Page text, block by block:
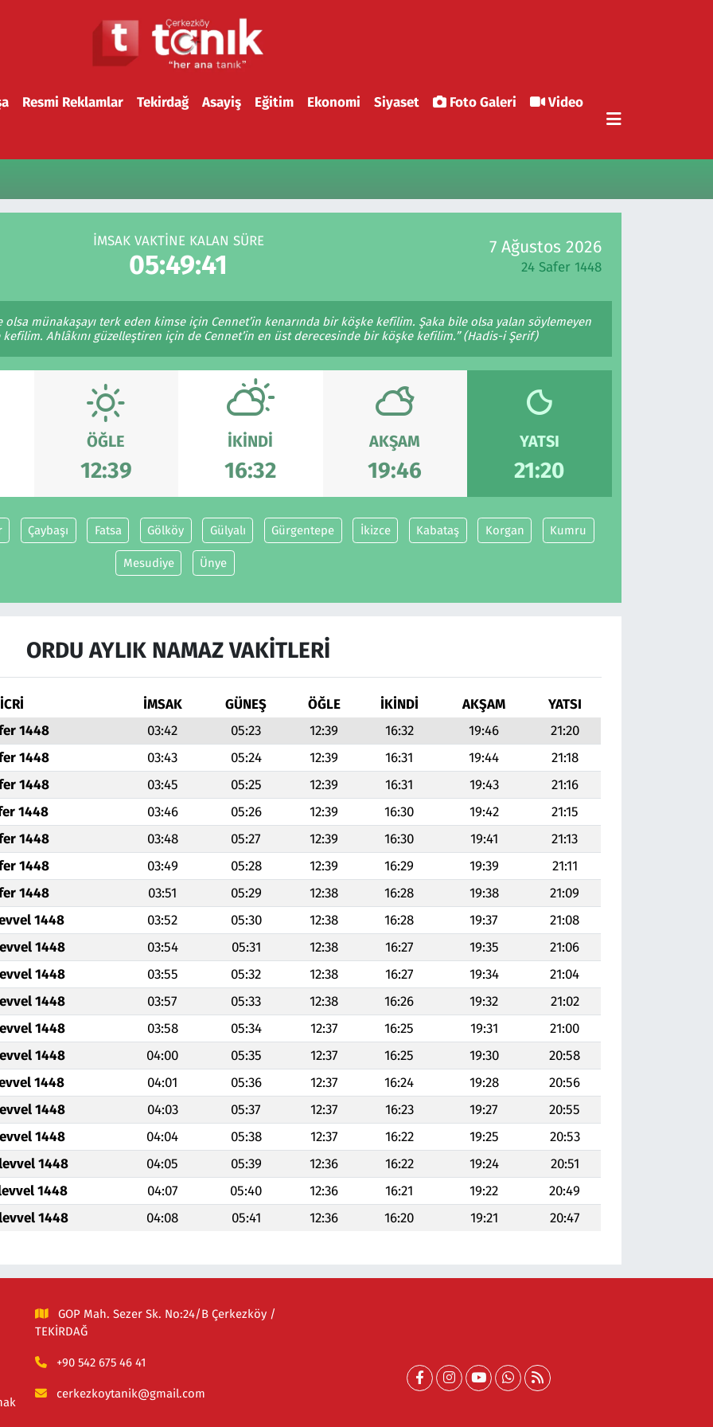
Resmi Reklamlar Tekirdağ Asayiş Eğitim Ekonomi Siyaset Foto Galeri
Video
İMSAK VAKTİNE KALAN SÜRE
05:49:41
7 Ağustos 2026
24 Safer 1448
münakaşayı terk eden kimse için Cennet’in kenarında bir köşke kefilim. Şaka bile olsa yalan söylemeyen
Ahlâkını güzelleştiren için de Cennet’in en üst derecesinde bir köşke kefilim.” (Hadis-i Şerif)
ÖĞLE
12:39
İKINDI
16:32
AKŞAM
19:46
YATSI
21:20
Çaybaşı Fatsa Gölköy Gülyalı Gürgentepe İkizce Kabataş Korgan Kumru
Mesudiye Ünye
ORDU AYLIK NAMAZ VAKITLERI
İMSAK GÜNEŞ ÖĞLE İKINDI AKŞAM
YATSI
1448 03:42 05:23 12:39 16:32 19:46
21:20
1448 03:43 05:24 12:39 16:31 19:44
21:18
1448 03:45 05:25 12:39 16:31 19:43
21:16
1448 03:46 05:26 12:39 16:30 19:42
21:15
1448 03:48 05:27 12:39 16:30 19:41
21:13
1448 03:49 05:28 12:39 16:29 19:39
21:11
1448 03:51 05:29 12:38 16:28 19:38
21:09
1448 03:52 05:30 12:38 16:28 19:37
21:08
1448 03:54 05:31 12:38 16:27 19:35
21:06
1448 03:55 05:32 12:38 16:27 19:34
21:04
1448 03:57 05:33 12:38 16:26 19:32
21:02
1448 03:58 05:34 12:37 16:25 19:31
21:00
1448 04:00 05:35 12:37 16:25 19:30
20:58
1448 04:01 05:36 12:37 16:24 19:28
20:56
1448 04:03 05:37 12:37 16:23 19:27
20:55
1448 04:04 05:38 12:37 16:22 19:25
20:53
1448 04:05 05:39 12:36 16:22 19:24
20:51
1448 04:07 05:40 12:36 16:21 19:22
20:49
1448 04:08 05:41 12:36 16:20 19:21 20:47
GOP Mah. Sezer Sk. No:24/B Çerkezköy /
TEKİRDAĞ
+90 542 675 46 41
cerkezkoytanik@gmail.com